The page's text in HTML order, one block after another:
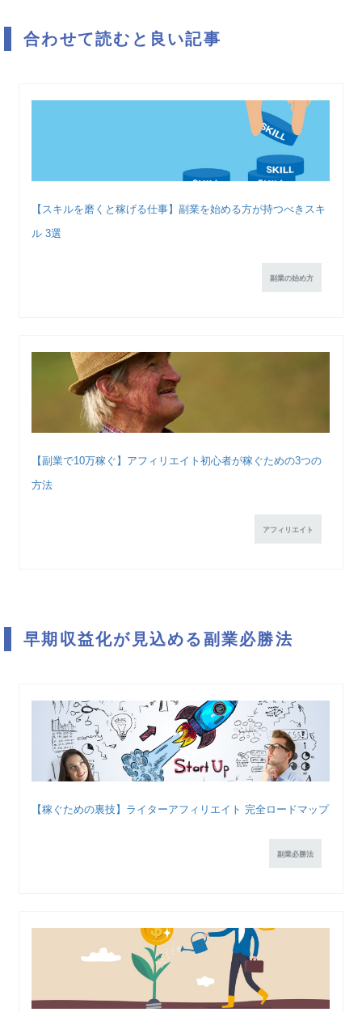
合わせて読むと良い記事
【スキルを磨くと稼げる仕事】副業を始める方が持つべきスキ
ル 3選
副業の始め方
【副業で10万稼ぐ】アフィリエイト初心者が稼ぐための3つの
方法
アフィリエイト
早期収益化が見込める副業必勝法
【稼ぐための裏技】ライターアフィリエイト 完全ロードマップ
副業必勝法